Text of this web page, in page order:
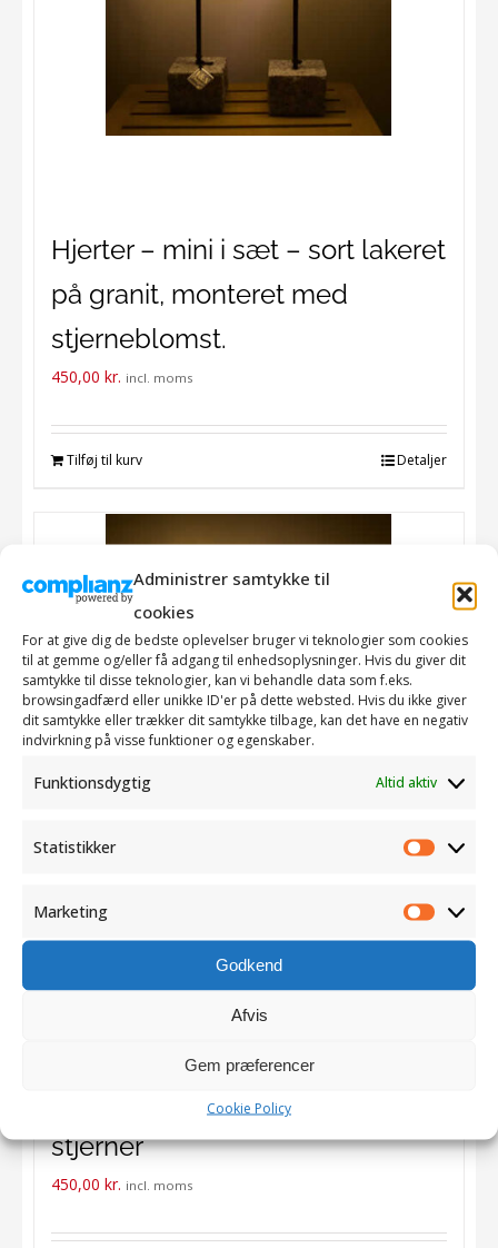
Administrer samtykke til
cookies
For at give dig de bedste oplevelser bruger vi teknologier som cookies
til at gemme og/eller få adgang til enhedsoplysninger. Hvis du giver dit
samtykke til disse teknologier, kan vi behandle data som f.eks.
browsingadfærd eller unikke ID'er på dette websted. Hvis du ikke giver
dit samtykke eller trækker dit samtykke tilbage, kan det have en negativ
indvirkning på visse funktioner og egenskaber.
Funktionsdygtig Altid aktiv
Statistikker
Marketing
Godkend
Afvis
Gem præferencer
Cookie Policy
Hjerter – mini i sæt – sort lakeret
på granit, monteret med
stjerneblomst.
450,00 kr. incl. moms
Tilføj til kurv Detaljer
Stjerner – mini i sæt – sort
lakeret på granit, monteret med
stjerner
450,00 kr. incl. moms